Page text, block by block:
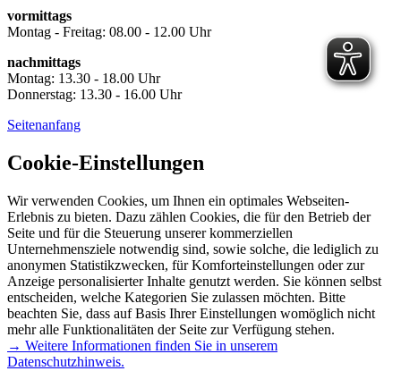
vormittags
Montag - Freitag: 08.00 - 12.00 Uhr
nachmittags
Montag: 13.30 - 18.00 Uhr
Donnerstag: 13.30 - 16.00 Uhr
Seitenanfang
Cookie-Einstellungen
Wir verwenden Cookies, um Ihnen ein optimales Webseiten-
Erlebnis zu bieten. Dazu zählen Cookies, die für den Betrieb der
Seite und für die Steuerung unserer kommerziellen
Unternehmensziele notwendig sind, sowie solche, die lediglich zu
anonymen Statistikzwecken, für Komforteinstellungen oder zur
Anzeige personalisierter Inhalte genutzt werden. Sie können selbst
entscheiden, welche Kategorien Sie zulassen möchten. Bitte
beachten Sie, dass auf Basis Ihrer Einstellungen womöglich nicht
mehr alle Funktionalitäten der Seite zur Verfügung stehen.
→ Weitere Informationen finden Sie in unserem
Datenschutzhinweis.